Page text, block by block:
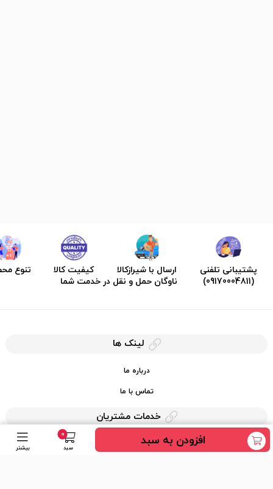
افزودن به سبد 0
سبد بیشتر
پشتیبانی تلفنی
(09170004811)
ارسال با شیرازکالا
ناوگان حمل و نقل در خدمت شما
کیفیت کالا تنوع
لینک ها
درباره ما
تماس با ما
خدمات مشتریان
حریم خصوصی